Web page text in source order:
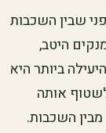
שבין השכבות
היטב,
ביותר היא
אותה
השכבות.